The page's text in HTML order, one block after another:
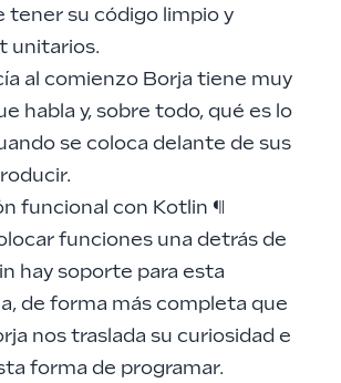
tener su código limpio y
unitarios.
al comienzo Borja tiene muy
habla y, sobre todo, qué es lo
se coloca delante de sus
funcional con Kotlin ¶
funciones una detrás de
hay soporte para esta
de forma más completa que
nos traslada su curiosidad e
forma de programar.